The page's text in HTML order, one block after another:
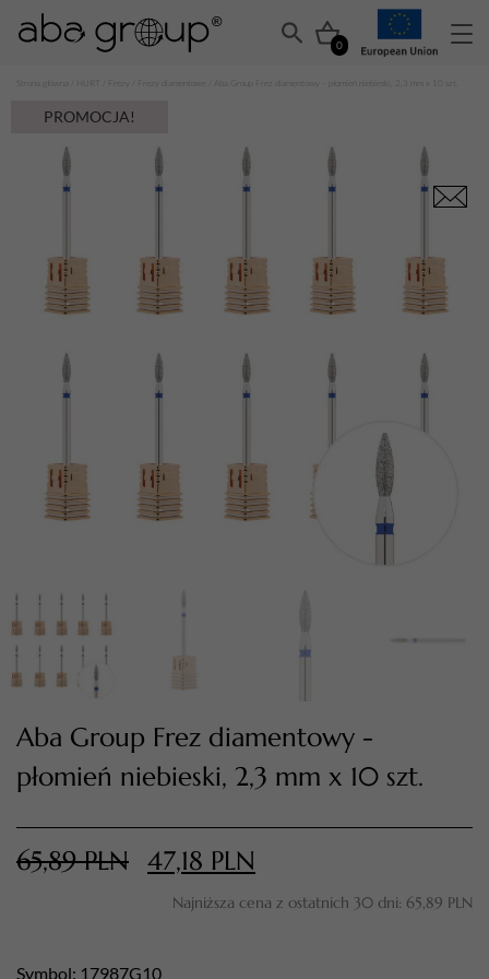
0
TWÓJ KOSZYK (0
PRZEJDŹ DO KOSZYKA
PROMOCJA!
Aba Group Frez diamentowy -
płomień niebieski, 2,3 mm x 10 szt.
65,89PLN 47,18 PLN
Najniższa cena z ostatnich 30 dni: 65,89 PLN
Symbol: 17987G10